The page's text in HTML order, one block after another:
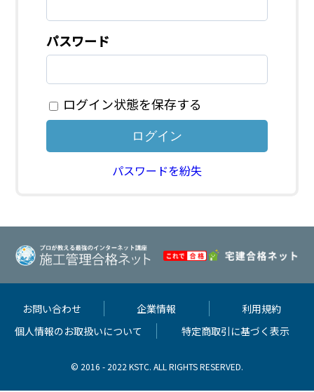
パスワード
ログイン状態を保存する
パスワードを紛失
お問い合わせ 企業情報
利用規約
個人情報のお取扱いについて
特定商取引に基づく表示
© 2016 - 2022 KSTC. ALL RIGHTS RESERVED.